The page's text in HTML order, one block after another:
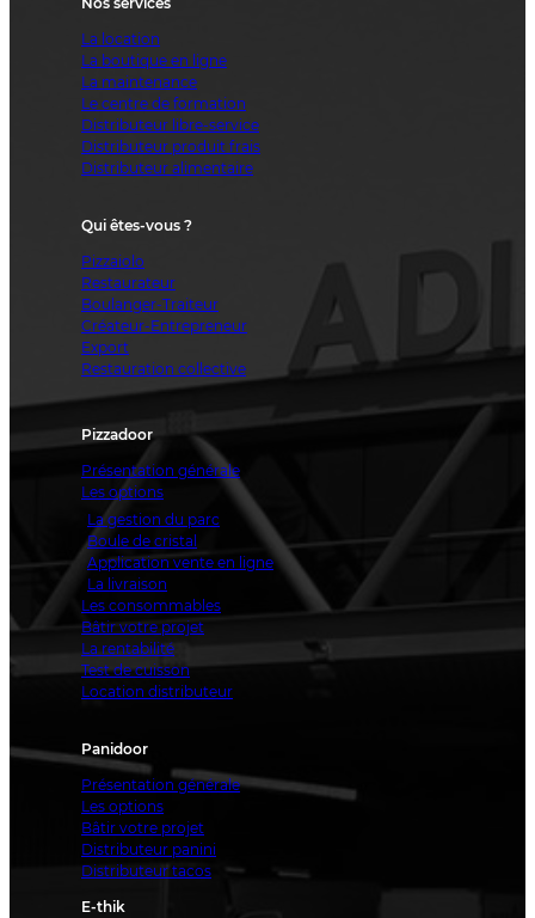
La location
La boutique en ligne
La maintenance
Le centre de formation
Distributeur libre-service
Distributeur produit frais
Distributeur alimentaire
Qui êtes-vous ?
Pizzaiolo
Restaurateur
Boulanger-Traiteur
Créateur-Entrepreneur
Export
Restauration collective
Pizzadoor
Présentation générale
Les options
La gestion du parc
Boule de cristal
Application vente en ligne
La livraison
Les consommables
Bâtir votre projet
La rentabilité
Test de cuisson
Location distributeur
Panidoor
Présentation générale
Les options
Bâtir votre projet
Distributeur panini
Distributeur tacos
E-thik